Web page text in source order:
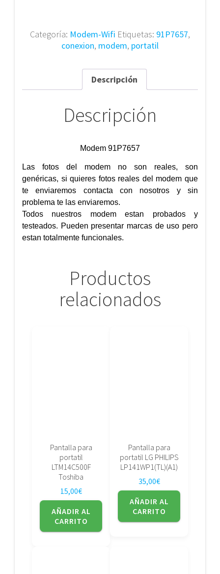
Categoría: Modem-Wifi Etiquetas: 91P7657,
conexion, modem, portatil
Descripción
Descripción
Modem 91P7657
Las fotos del modem no son reales, son
genéricas, si quieres fotos reales del modem que
te enviaremos contacta con nosotros y sin
problema te las enviaremos.
Todos nuestros modem estan probados y
testeados. Pueden presentar marcas de uso pero
estan totalmente funcionales.
Productos
relacionados
Pantalla para
portatil
LTM14C500F
Toshiba
15,00€
AÑADIR AL
CARRITO
Pantalla para
portatil LG PHILIPS
LP141WP1(TL)(A1)
35,00€
AÑADIR AL
CARRITO